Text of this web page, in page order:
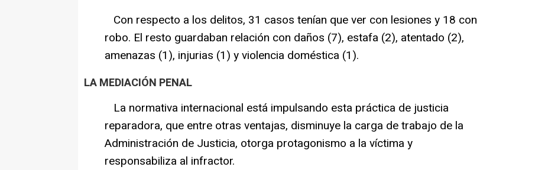
Con respecto a los delitos, 31 casos tenían que ver con lesiones y 18 con
robo. El resto guardaban relación con daños (7), estafa (2), atentado (2),
amenazas (1), injurias (1) y violencia doméstica (1).
LA MEDIACIÓN PENAL
La normativa internacional está impulsando esta práctica de justicia
reparadora, que entre otras ventajas, disminuye la carga de trabajo de la
Administración de Justicia, otorga protagonismo a la víctima y
responsabiliza al infractor.